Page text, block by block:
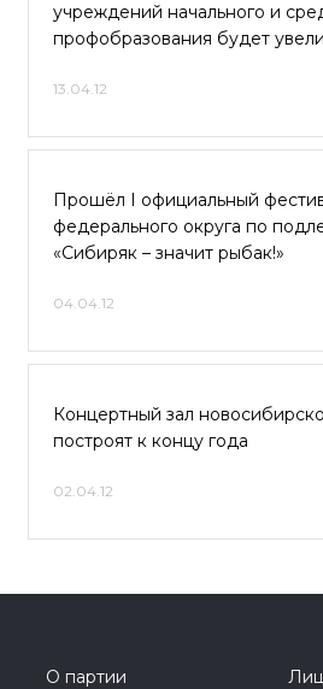
учреждений начального и
профобразования будет
13.04.12
Прошёл I официальный
федерального округа по
«Сибиряк – значит рыбак!»
04.04.12
Концертный зал
построят к концу года
02.04.12
О партии